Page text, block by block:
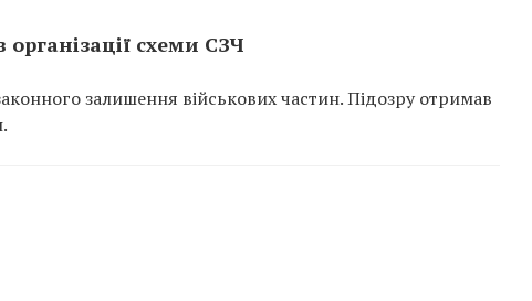
схеми СЗЧ
залишення військових частин. Підозру отримав